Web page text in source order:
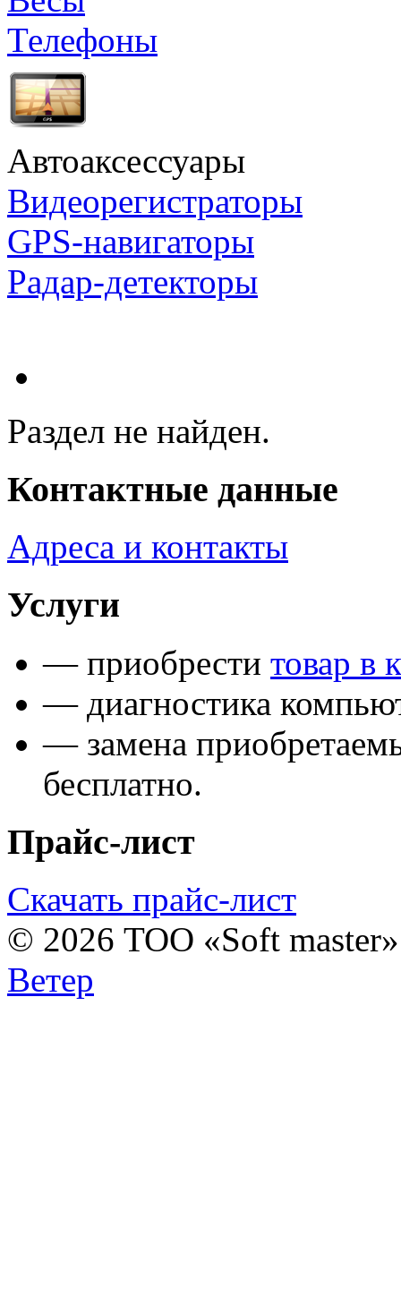
Телефоны
Автоаксессуары
Видеорегистраторы
GPS-навигаторы
Радар-детекторы
Раздел не найден.
Контактные данные
Адреса и контакты
Услуги
— приобрести товар в
— диагностика
— замена
бесплатно.
Прайс-лист
Скачать прайс-лист
© 2026 ТОО «Soft
Ветер